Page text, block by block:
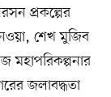
প্রকল্পের
শেখ মুজিব
মহাপরিকল্পনার
জলাবদ্ধতা